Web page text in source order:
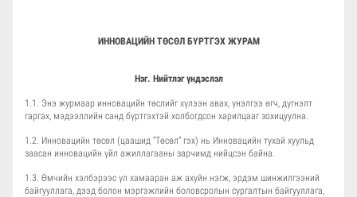
ИННОВАЦИЙН ТӨСӨЛ БҮРТГЭХ ЖУРАМ
Нэг. Нийтлэг үндэслэл
1.1. Энэ журмаар инновацийн төслийг хүлээн авах, үнэлгээ өгч, дүгнэлт
гаргах, мэдээллийн санд бүртгэхтэй холбогдсон харилцааг зохицуулна.
1.2. Инновацийн төсөл (цаашид “Төсөл” гэх) нь Инновацийн тухай хуульд
заасан инновацийн үйл ажиллагааны зарчимд нийцсэн байна.
1.3. Өмчийн хэлбэрээс үл хамааран аж ахуйн нэгж, эрдэм шинжилгээний
байгууллага, дээд болон мэргэжлийн боловсролын сургалтын байгууллага,